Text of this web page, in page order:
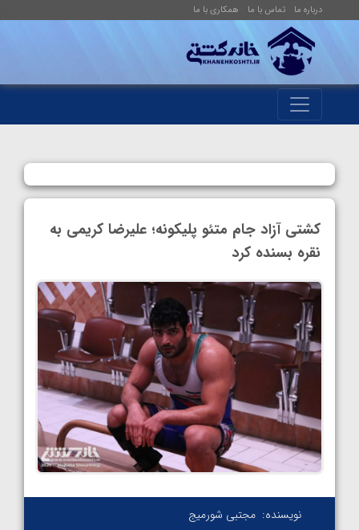
درباره ما تماس با ما همکاری با ما
کشتی آزاد جام متئو پلیکونه؛ علیرضا کریمی به
نقره بسنده کرد
نویسنده: مجتبی شورمیج